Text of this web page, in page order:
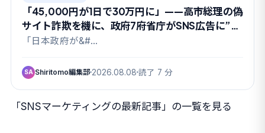
「45,000円が1日で30万円に」——高市総理の偽
サイト詐欺を機に、政府7府省庁がSNS広告に”本
人確認”を要請
「日本政府が&#…
SA Shiritomo編集部 2026.08.08 読了 7 分
「SNSマーケティングの最新記事」の一覧を見る